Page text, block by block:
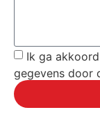
Ik ga
gegevens door